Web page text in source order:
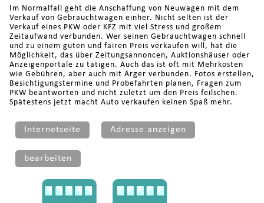
Im Normalfall geht die Anschaffung von Neuwagen mit dem
Verkauf von Gebrauchtwagen einher. Nicht selten ist der
Verkauf eines PKW oder KFZ mit viel Stress und großem
Zeitaufwand verbunden. Wer seinen Gebrauchtwagen schnell
und zu einem guten und fairen Preis verkaufen will, hat die
Möglichkeit, das über Zeitungsannoncen, Auktionshäuser oder
Anzeigenportale zu tätigen. Auch das ist oft mit Mehrkosten
wie Gebühren, aber auch mit Ärger verbunden. Fotos erstellen,
Besichtigungstermine und Probefahrten planen, Fragen zum
PKW beantworten und nicht zuletzt um den Preis feilschen.
Spätestens jetzt macht Auto verkaufen keinen Spaß mehr.
Internetseite Adresse anzeigen
bearbeiten